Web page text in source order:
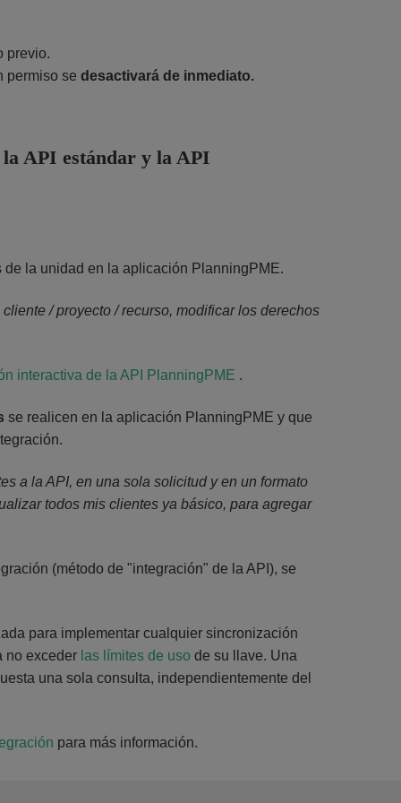
previo.
permiso se desactivará de inmediato.
la API estándar y la API
la unidad en la aplicación PlanningPME.
/ proyecto / recurso, modificar los derechos
interactiva de la API PlanningPME .
se realicen en la aplicación PlanningPME y que
a la API, en una sola solicitud y en un formato
todos mis clientes ya básico, para agregar
(método de "integración" de la API), se
para implementar cualquier sincronización
no exceder las límites de uso de su llave. Una
una sola consulta, independientemente del
para más información.